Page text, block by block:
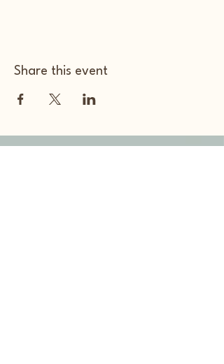
Share this event